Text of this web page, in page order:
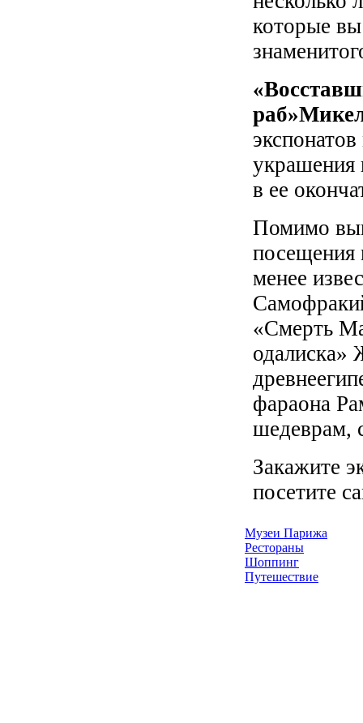
которые
украшения
в ее
Помимо
посещения
менее
«Смерть
одалиска»
фараона
шедеврам,
Закажите
посетите
Музеи Парижа
Рестораны
Шоппинг
Путешествие